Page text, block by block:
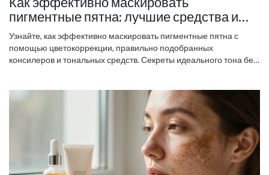
пигментные пятна: лучшие средства и
техники
Узнайте, как эффективно маскировать пигментные пятна с
помощью цветокоррекции, правильно подобранных
консилеров и тональных средств. Секреты идеального тона без